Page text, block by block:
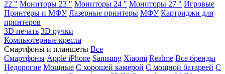
22 " Мониторы 23 " Мониторы 24 " Мониторы 27 " Игровые
Принтеры и МФУ Лазерные принтеры МФУ Картриджи для
принтеров
3D печать 3D ручки
Компьютерные кресла
Смартфоны и планшеты Все
Смартфоны Apple iPhone Samsung Xiaomi Realme Все бренды
Недорогие Мощные С хорошей камерой С мощной батареей С